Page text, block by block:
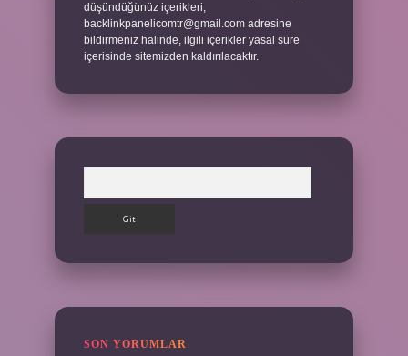
düşündüğünüz içerikleri,
backlinkpanelicomtr@gmail.com adresine
bildirmeniz halinde, ilgili içerikler yasal süre
içerisinde sitemizden kaldırılacaktır.
SON YORUMLAR